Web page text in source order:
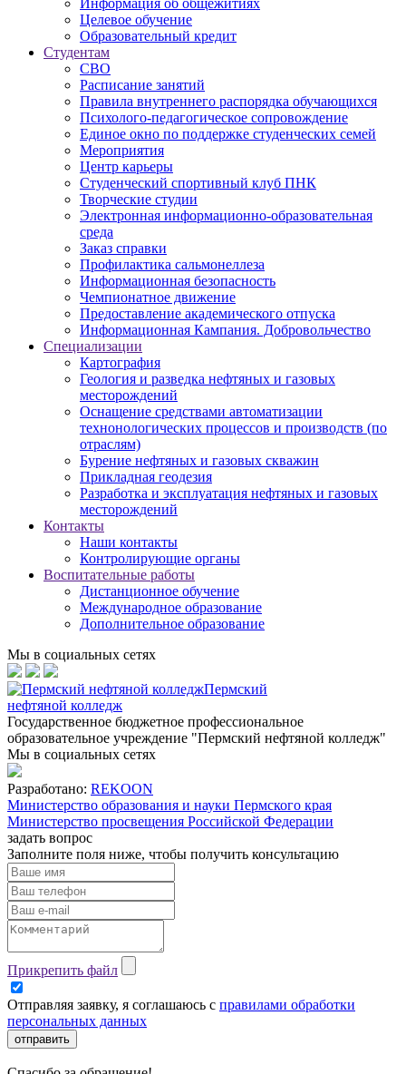
Целевое обучение
Образовательный кредит
Студентам
СВО
Расписание занятий
Правила внутреннего распорядка обучающихся
Психолого-педагогическое сопровождение
Единое окно по поддержке студенческих семей
Мероприятия
Центр карьеры
Студенческий спортивный клуб ПНК
Творческие студии
Электронная информационно-образовательная
среда
Заказ справки
Профилактика сальмонеллеза
Информационная безопасность
Чемпионатное движение
Предоставление академического отпуска
Информационная Кампания. Добровольчество
Специализации
Картография
Геология и разведка нефтяных и газовых
месторождений
Оснащение средствами автоматизации
технонологических процессов и производств (по
отраслям)
Бурение нефтяных и газовых скважин
Прикладная геодезия
Разработка и эксплуатация нефтяных и газовых
месторождений
Контакты
Наши контакты
Контролирующие органы
Воспитательные работы
Дистанционное обучение
Международное образование
Дополнительное образование
Мы в социальных сетях
Пермский
нефтяной колледж
Государственное бюджетное профессиональное
образовательное учреждение "Пермский нефтяной колледж"
Мы в социальных сетях
Разработано: REKOON
Министерство образования и науки Пермского края
Министерство просвещения Российской Федерации
задать вопрос
Заполните поля ниже, чтобы получить консультацию
Прикрепить файл
Отправляя заявку, я соглашаюсь с правилами обработки
персональных данных
отправить